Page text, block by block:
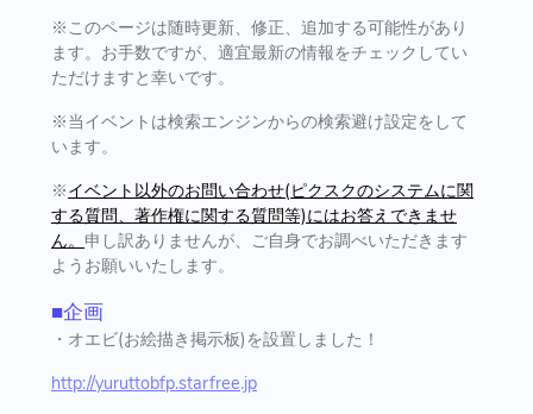
※このページは随時更新、修正、追加する可能性があり
ます。お手数ですが、適宜最新の情報をチェックしてい
ただけますと幸いです。
※当イベントは検索エンジンからの検索避け設定をして
います。
※イベント以外のお問い合わせ(ピクスクのシステムに関
する質問、著作権に関する質問等)にはお答えできませ
ん。 申し訳ありませんが、ご自身でお調べいただきます
ようお願いいたします。
■企画
・オエビ(お絵描き掲示板)を設置しました！
http://yuruttobfp.starfree.jp